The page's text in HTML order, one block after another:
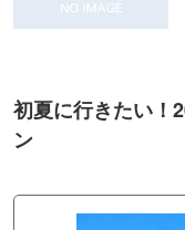
初夏に行きたい！
ン